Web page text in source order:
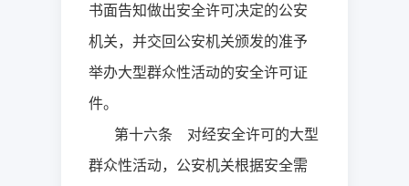
书面告知做出安全许可决定的公安
机关，并交回公安机关颁发的准予
举办大型群众性活动的安全许可证
件。
第十六条 对经安全许可的大型
群众性活动，公安机关根据安全需